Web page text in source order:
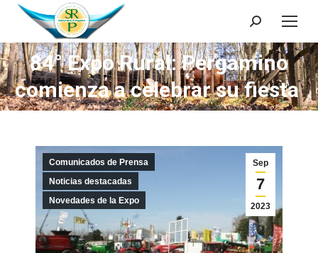
Search:
84° Expo Rural: Pergamino
comienza a celebrar su fiesta
Sep
7
2023
Comunicados de Prensa
Noticias destacadas
Novedades de la Expo